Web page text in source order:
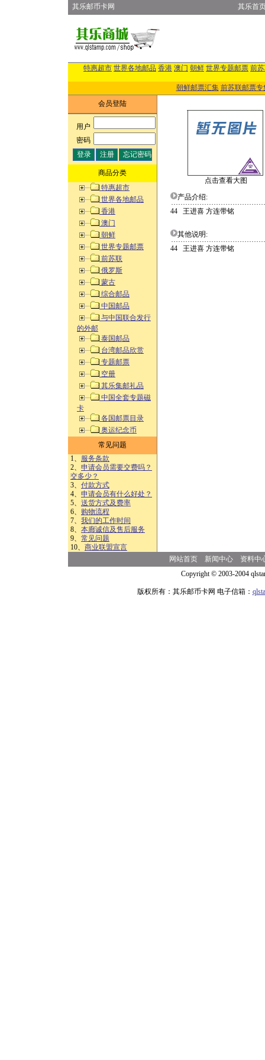
其乐邮币卡网 其乐首
特惠超市 世界各地邮品 香港 澳门 朝鲜 世界专题邮票 前
朝鲜邮票汇集 前苏联邮票专
会员登陆
用户:
密码:
商品分类
特惠超市
世界各地邮品
香港
澳门
朝鲜
世界专题邮票
前苏联
俄罗斯
蒙古
综合邮品
中国邮品
与中国联合发行
的外邮
泰国邮品
台湾邮品欣赏
专题邮票
空册
其乐集邮礼品
中国全套专题磁
卡
各国邮票目录
奥运纪念币
常见问题
1、 服务条款
2、 申请会员需要交费吗？
交多少？
3、 付款方式
4、 申请会员有什么好处？
5、 送货方式及费率
6、 购物流程
7、 我们的工作时间
8、 本廊诚信及售后服务
9、 常见问题
10、 商业联盟宣言
点击查看大图
产品介绍:
44 王进喜 方连带铭
其他说明:
44 王进喜 方连带铭
网站首页 新闻中心
资料中
Copyright © 2003-2004
版权所有：其乐邮币卡网 电子信箱：